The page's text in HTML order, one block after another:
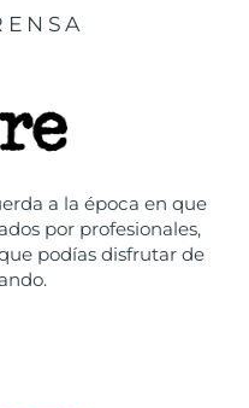
a la época en que
por profesionales,
podías disfrutar de